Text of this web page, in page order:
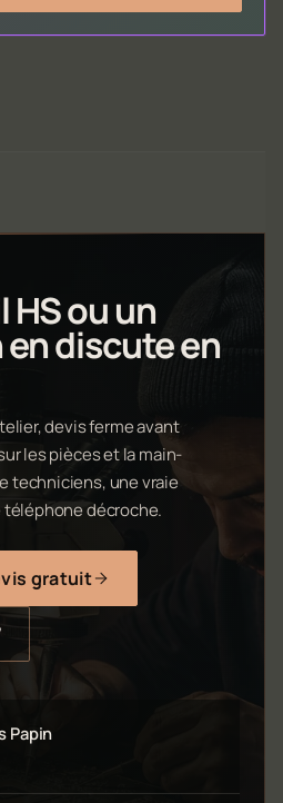
HS ou un
en discute en
devis ferme avant
les pièces et la main-
techniciens, une vraie
téléphone décroche.
gratuit
Papin